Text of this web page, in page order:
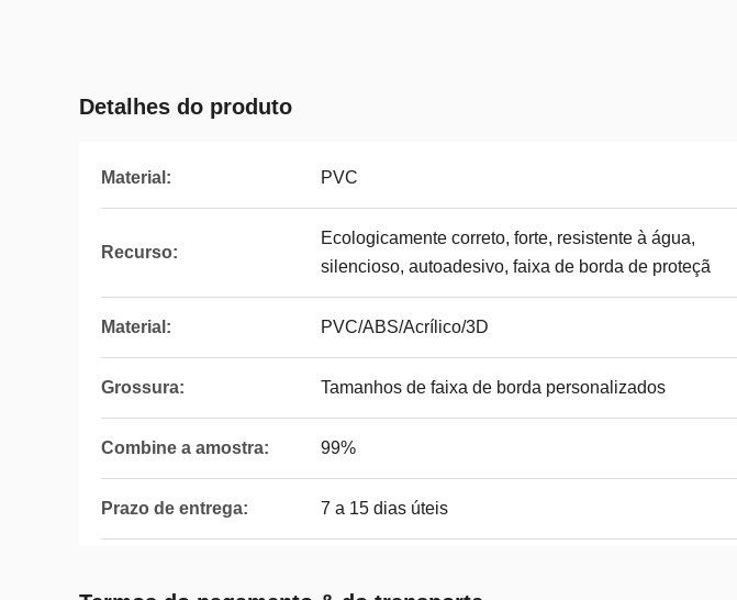
Detalhes do produto
Material: PVC
Recurso:
Ecologicamente correto, forte, resistente à água,
silencioso, autoadesivo, faixa de borda de proteçã
Material: PVC/ABS/Acrílico/3D
Grossura: Tamanhos de faixa de borda personalizados
Combine a amostra: 99%
Prazo de entrega: 7 a 15 dias úteis